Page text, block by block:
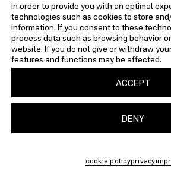
In order to provide you with an optimal
technologies such as cookies to store
information. If you consent to these
process data such as browsing behavior
website. If you do not give or withdraw
features and functions may be affected.
ACCEPT
DENY
cookie policyprivacy
IMPRINT PRIVACY TERMS AND CONDITIONS